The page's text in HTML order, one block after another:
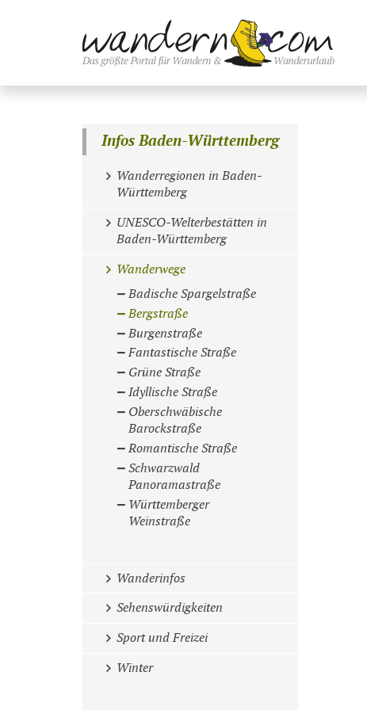
Infos Baden-Württemberg
Wanderregionen in Baden-
Württemberg
UNESCO-Welterbestätten in
Baden-Württemberg
Wanderwege
Badische Spargelstraße
Bergstraße
Burgenstraße
Fantastische Straße
Grüne Straße
Idyllische Straße
Oberschwäbische
Barockstraße
Romantische Straße
Schwarzwald
Panoramastraße
Württemberger
Weinstraße
Wanderinfos
Sehenswürdigkeiten
Sport und Freizei
Winter